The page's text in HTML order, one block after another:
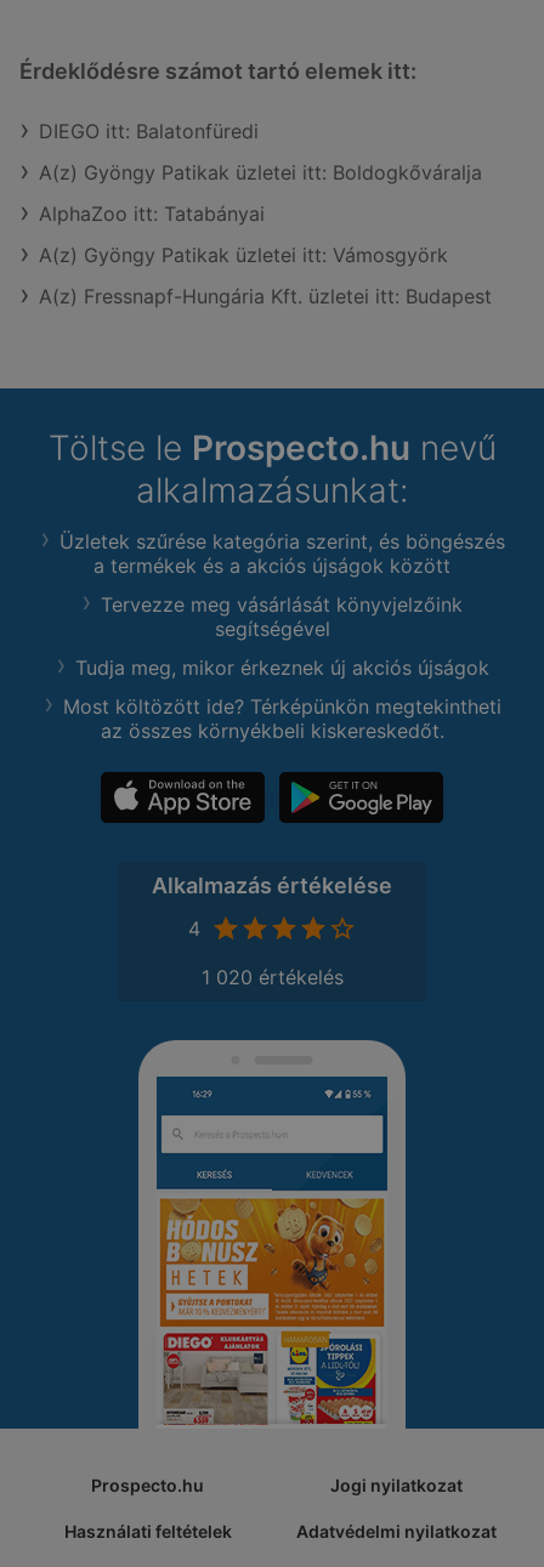
Érdeklődésre számot tartó elemek itt:
DIEGO itt: Balatonfüredi
A(z) Gyöngy Patikak üzletei itt: Boldogkőváralja
AlphaZoo itt: Tatabányai
A(z) Gyöngy Patikak üzletei itt: Vámosgyörk
A(z) Fressnapf-Hungária Kft. üzletei itt: Budapest
Töltse le Prospecto.hu nevű
alkalmazásunkat:
Üzletek szűrése kategória szerint, és böngészés
a termékek és a akciós újságok között
Tervezze meg vásárlását könyvjelzőink
segítségével
Tudja meg, mikor érkeznek új akciós újságok
Most költözött ide? Térképünkön megtekintheti
az összes környékbeli kiskereskedőt.
Alkalmazás értékelése
4
1 020 értékelés
Prospecto.hu Jogi nyilatkozat
Használati feltételek Adatvédelmi nyilatkozat